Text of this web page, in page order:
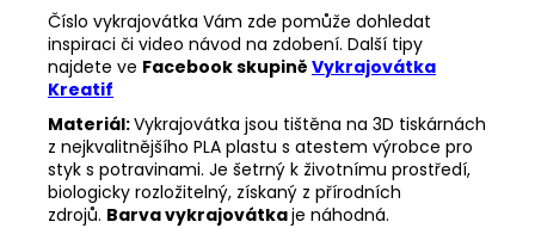
Číslo vykrajovátka Vám zde pomůže dohledat
inspiraci či video návod na zdobení. Další tipy
najdete ve Facebook skupině Vykrajovátka
Kreatif
Materiál:Vykrajovátka jsou tištěna na 3D tiskárnách
z nejkvalitnějšího PLA plastu s atestem výrobce pro
styk s potravinami. Je šetrný k životnímu prostředí,
biologicky rozložitelný, získaný z přírodních
zdrojů. Barva vykrajovátkaje náhodná.